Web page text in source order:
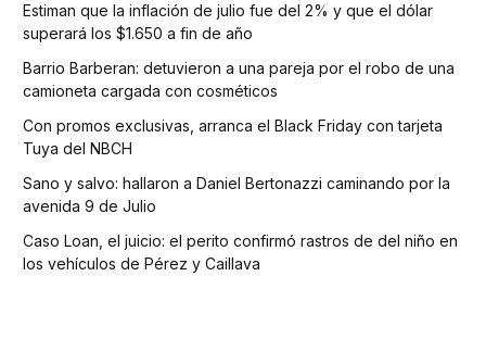
Estiman que la inflación de julio fue del 2% y que el dólar
superará los $1.650 a fin de año
Barrio Barberan: detuvieron a una pareja por el robo de una
camioneta cargada con cosméticos
Con promos exclusivas, arranca el Black Friday con tarjeta
Tuya del NBCH
Sano y salvo: hallaron a Daniel Bertonazzi caminando por la
avenida 9 de Julio
Caso Loan, el juicio: el perito confirmó rastros de del niño en
los vehículos de Pérez y Caillava